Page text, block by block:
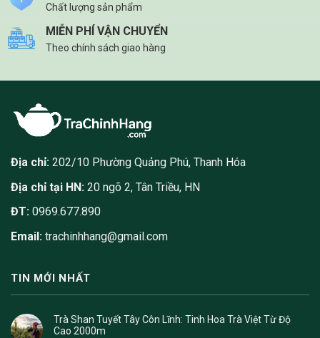
Chất lượng sản phẩm
MIỄN PHÍ VẬN CHUYỂN
Theo chính sách giao hàng
Địa chỉ: 202/10 Phường Quảng Phú, Thanh Hóa
Địa chỉ tại HN: 20 ngõ 2, Tân Triều, HN
ĐT: 0969.677.890
Email: trachinhhang@gmail.com
TIN MỚI NHẤT
Trà Shan Tuyết Tây Côn Lĩnh: Tinh Hoa Trà Việt Từ Độ
Cao 2000m